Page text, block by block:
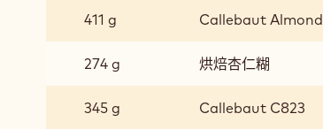
于
作
包
果
411 g Callebaut
274 g 烘焙杏仁糊
345 g Callebaut C823